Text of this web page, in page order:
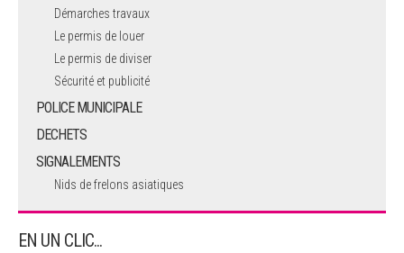
Démarches travaux
Le permis de louer
Le permis de diviser
Sécurité et publicité
POLICE MUNICIPALE
DECHETS
SIGNALEMENTS
Nids de frelons asiatiques
EN UN CLIC...